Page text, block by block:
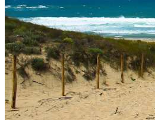
Blogparade Blumen
Farben Filter Fotoprojekt
Gewinner Herbst Interview
Lightroom lightroom tipps
Produkttest S-/W Schnee Schwarz-Weiß
Stockfotografie
Verlosung Wasser Weiß